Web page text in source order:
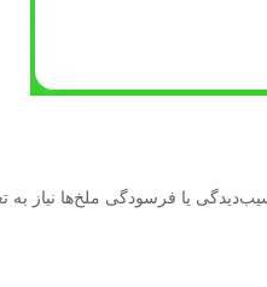
یا فرسودگی ملخ‌ها نیاز به